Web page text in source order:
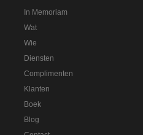
In Memoriam
Wat
Wie
Diensten
Complimenten
Klanten
Boek
Blog